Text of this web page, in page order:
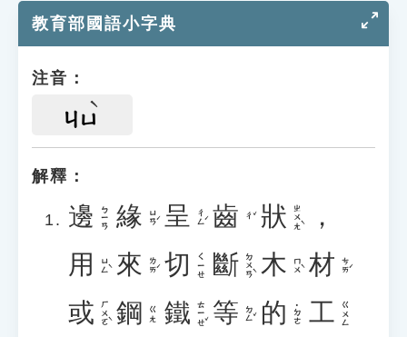
教育部國語小字典
注音：
ㄐㄩ
解釋：
邊 ㄅㄧㄢ 緣 ㄩㄢˊ 呈 ㄔㄥˊ 齒 ㄔˇ 狀 ㄓㄨㄤˋ
，
用
ㄩㄥˋ 來 ㄌㄞˊ 切 ㄑㄧㄝ 斷 ㄉㄨㄢˋ 木 ㄇㄨˋ 材 ㄘㄞˊ
或 ㄏㄨㄛˋ 鋼 ㄍㄤ 鐵 ㄊㄧㄝˇ 等 ㄉㄥˇ 的 ˙ㄉㄜ 工 ㄍㄨㄥ